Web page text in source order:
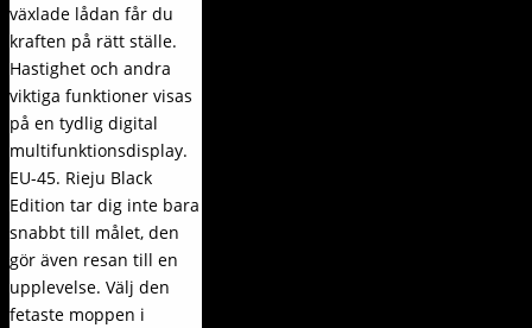
växlade lådan får du
kraften på rätt ställe.
Hastighet och andra
viktiga funktioner visas
på en tydlig digital
multifunktionsdisplay.
EU-45. Rieju Black
Edition tar dig inte bara
snabbt till målet, den
gör även resan till en
upplevelse. Välj den
fetaste moppen i